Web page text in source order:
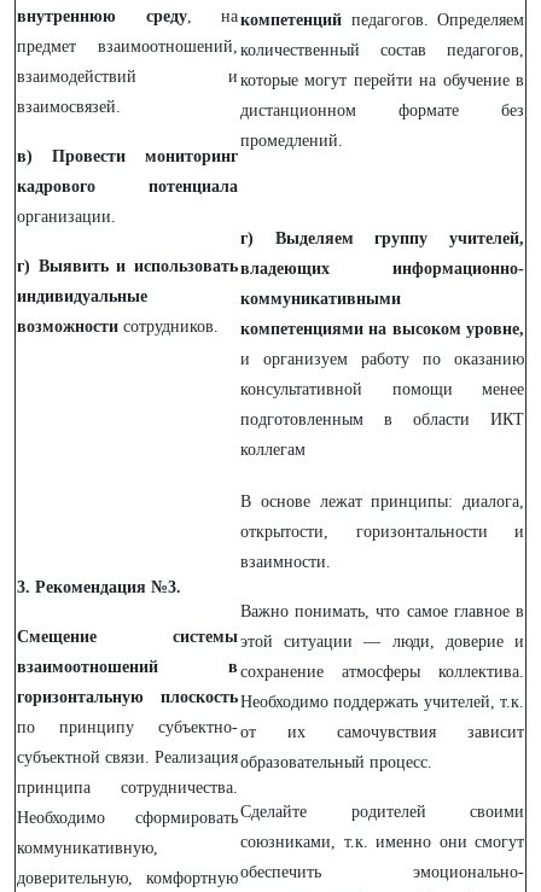
внутреннюю среду, на
предмет взаимоотношений,
взаимодействий и
взаимосвязей.
в) Провести мониторинг
кадрового потенциала
организации.
г) Выявить и использовать
индивидуальные
возможности сотрудников.
компетенций педагогов. Определяем
количественный состав педагогов,
которые могут перейти на обучение в
дистанционном формате без
промедлений.
г) Выделяем группу учителей,
владеющих информационно-
коммуникативными
компетенциями на высоком уровне,
и организуем работу по оказанию
консультативной помощи менее
подготовленным в области ИКТ
коллегам
3. Рекомендация №3.
Смещение системы
взаимоотношений в
горизонтальную плоскость
по принципу субъектно-
субъектной связи. Реализация
принципа сотрудничества.
Необходимо сформировать
коммуникативную,
доверительную, комфортную
В основе лежат принципы: диалога,
открытости, горизонтальности и
взаимности.
Важно понимать, что самое главное в
этой ситуации — люди, доверие и
сохранение атмосферы коллектива.
Необходимо поддержать учителей, т.к.
от их самочувствия зависит
образовательный процесс.
Сделайте родителей своими
союзниками, т.к. именно они смогут
обеспечить эмоционально-